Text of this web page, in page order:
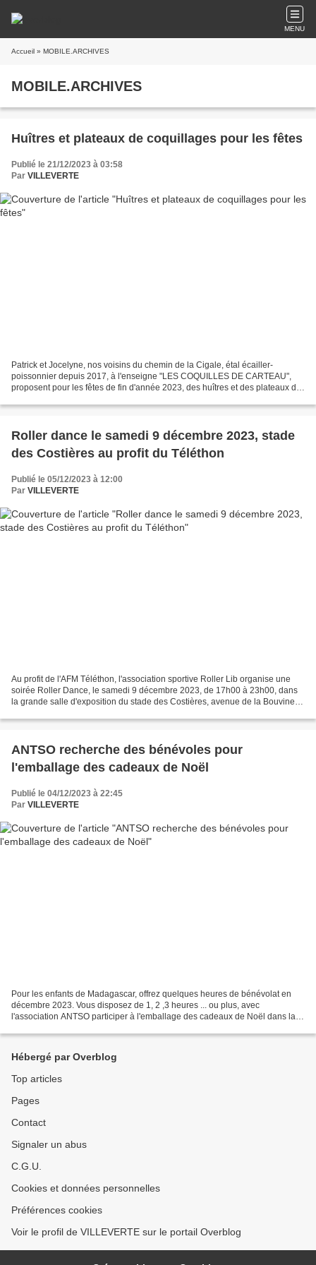
MENU
Accueil » MOBILE.ARCHIVES
MOBILE.ARCHIVES
Huîtres et plateaux de coquillages pour les fêtes
Publié le 21/12/2023 à 03:58
Par VILLEVERTE
Patrick et Jocelyne, nos voisins du chemin de la Cigale, étal écailler-
poissonnier depuis 2017, à l'enseigne "LES COQUILLES DE CARTEAU",
proposent pour les fêtes de fin d'année 2023, des huîtres et des plateaux de
Roller dance le samedi 9 décembre 2023, stade
des Costières au profit du Téléthon
Publié le 05/12/2023 à 12:00
Par VILLEVERTE
Au profit de l'AFM Téléthon, l'association sportive Roller Lib organise une
soirée Roller Dance, le samedi 9 décembre 2023, de 17h00 à 23h00, dans
la grande salle d'exposition du stade des Costières, avenue de la Bouvine à
ANTSO recherche des bénévoles pour
l'emballage des cadeaux de Noël
Publié le 04/12/2023 à 22:45
Par VILLEVERTE
Pour les enfants de Madagascar, offrez quelques heures de bénévolat en
décembre 2023. Vous disposez de 1, 2 ,3 heures ... ou plus, avec
l'association ANTSO participer à l'emballage des cadeaux de Noël dans la
Hébergé par Overblog
Top articles
Pages
Contact
Signaler un abus
C.G.U.
Cookies et données personnelles
Préférences cookies
Voir le profil de VILLEVERTE sur le portail Overblog